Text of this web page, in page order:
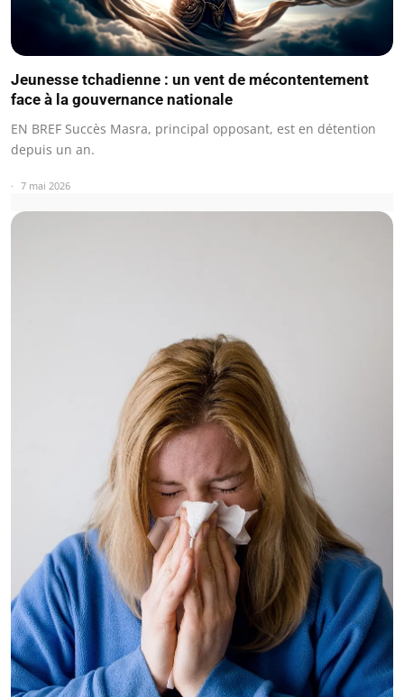
Jeunesse tchadienne : un vent de mécontentement
face à la gouvernance nationale
EN BREF Succès Masra, principal opposant, est en détention
depuis un an.
7 mai 2026